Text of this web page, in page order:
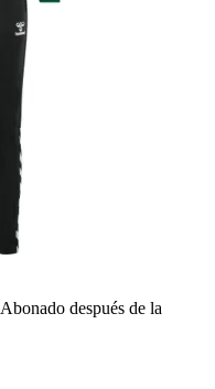
Abonado después de la